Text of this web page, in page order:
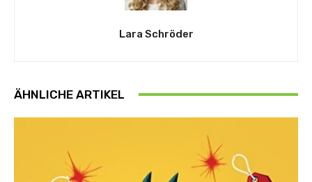
Lara Schröder
ÄHNLICHE ARTIKEL